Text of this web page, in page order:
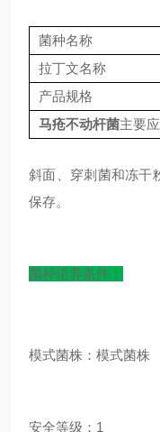
菌种名称
拉丁文名称
产品规格
马疮不动杆菌主要
斜面、穿刺菌和冻干
保存。
菌种培养条件：
模式菌株：模式菌株
安全等级：1